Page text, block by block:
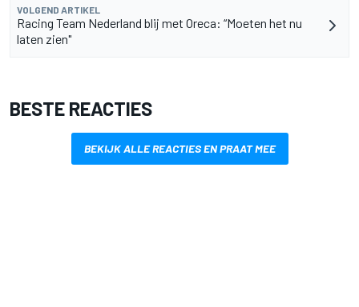
VOLGEND ARTIKEL
Racing Team Nederland blij met Oreca: “Moeten het nu
laten zien"
BESTE REACTIES
BEKIJK ALLE REACTIES EN PRAAT MEE